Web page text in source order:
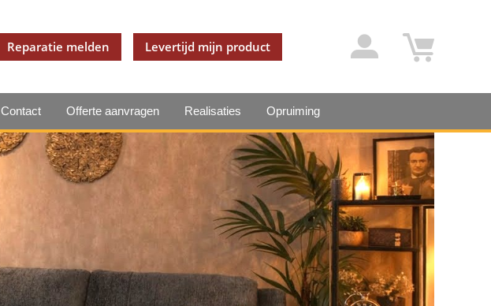
Reparatie melden Levertijd mijn product
Contact Offerte aanvragen Realisaties Opruiming